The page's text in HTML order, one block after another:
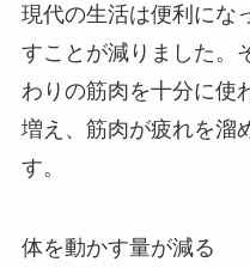
現代の生活は便利にな
すことが減りました。
わりの筋肉を十分に使
増え、筋肉が疲れを溜
す。
体を動かす量が減る